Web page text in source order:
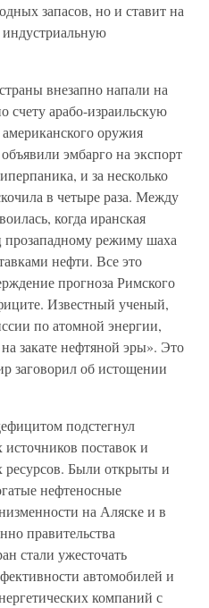
запасов, но и ставит на
внезапно напали на
счету арабо-израильскую
оружия
эмбарго на экспорт
и за несколько
в четыре раза. Между
когда иранская
режиму шаха
нефти. Все это
прогноза Римского
Известный ученый,
по атомной энергии,
закате нефтяной эры». Это
заговорил об истощении
подстегнул
поставок и
ресурсов. Были открыты и
нефтеносные
на Аляске и в
правительства
стали ужесточать
автомобилей и
компаний с